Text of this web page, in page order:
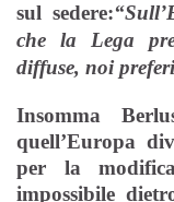
sul sedere:
che la Lega
diffuse, noi
Insomma
quell’Europa
per la
impossibile